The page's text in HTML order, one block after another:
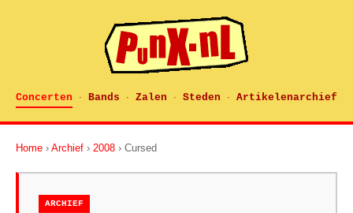
Concerten · Bands · Zalen · Steden · Artikelenarchief
Home › Archief › 2008 › Cursed
ARCHIEF